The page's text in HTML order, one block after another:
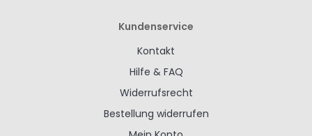
Kundenservice
Kontakt
Hilfe & FAQ
Widerrufsrecht
Bestellung widerrufen